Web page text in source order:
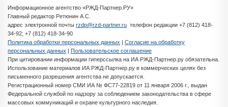
Информационное агентство «РЖД-Партнер.РУ»
Главный редактор Ретюнин А.С.
адрес электронной почты rzdp@rzd-partner.ru телефон редакции +7 (812) 418-
34-92; +7 (812) 418-34-90
Политика обработки персональных данных | Согласие на обработку
персональных данных | Пользовательское соглашение
При цитировании информации гиперссылка на ИА РЖД-Партнер.ру обязательна.
Использование материалов ИА РЖД-Партнер.ру в коммерческих целях без
письменного разрешения агентства не допускается.
Регистрационный номер СМИ ИА № ФС77-22819 от 11 января 2006 г., выдан
Федеральной службой по надзору за соблюдением законодательства в сфере
массовых коммуникаций и охране культурного наследия.